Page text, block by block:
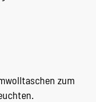
zum